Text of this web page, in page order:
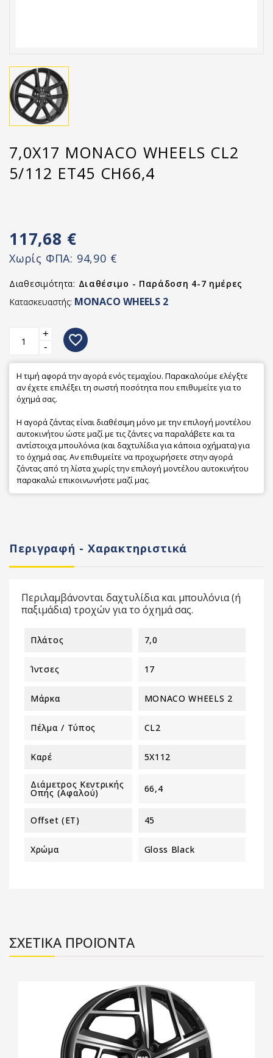
7,0X17 MONACO WHEELS CL2
5/112 ET45 CH66,4
117,68 €
Χωρίς ΦΠΑ: 94,90 €
Διαθεσιμότητα: Διαθέσιμο - Παράδοση 4-7 ημέρες
Κατασκευαστής: MONACO WHEELS 2
+
-
favorite_border
Η τιμή αφορά την αγορά ενός τεμαχίου. Παρακαλούμε ελέγξτε
αν έχετε επιλέξει τη σωστή ποσότητα που επιθυμείτε για το
όχημά σας.
Η αγορά ζάντας είναι διαθέσιμη μόνο με την επιλογή μοντέλου
αυτοκινήτου ώστε μαζί με τις ζάντες να παραλάβετε και τα
αντίστοιχα μπουλόνια (και δαχτυλίδια για κάποια οχήματα) για
το όχημά σας. Αν επιθυμείτε να προχωρήσετε στην αγορά
ζάντας από τη λίστα χωρίς την επιλογή μοντέλου αυτοκινήτου
παρακαλώ επικοινωνήστε μαζί μας.
Περιγραφή - Χαρακτηριστικά
Περιλαμβάνονται δαχτυλίδια και μπουλόνια (ή
παξιμάδια) τροχών για το όχημά σας.
Πλάτος 7,0
Ίντσες 17
Μάρκα MONACO WHEELS 2
Πέλμα / Τύπος CL2
Καρέ 5X112
Διάμετρος Κεντρικής
Οπής (αφαλού) 66,4
Offset (ET) 45
Χρώμα Gloss Black
ΣΧΕΤΙΚΑ ΠΡΟΪΟΝΤΑ